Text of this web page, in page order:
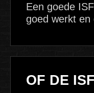
Een goede
goed werkt en
OF DE